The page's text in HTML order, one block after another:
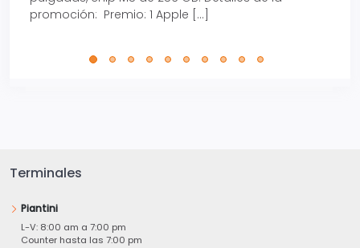
promoción: Premio: 1 Apple […]
Terminales
Piantini
L-V: 8:00 am a 7:00 pm
Counter hasta las 7:00 pm